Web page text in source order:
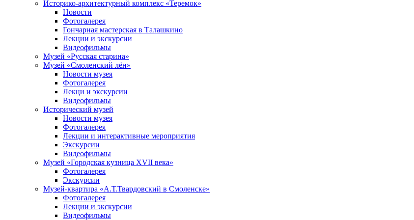
Историко-архитектурный комплекс «Теремок»
Новости
Фотогалерея
Гончарная мастерская в Талашкино
Лекции и экскурсии
Видеофильмы
Музей «Русская старина»
Музей «Смоленский лён»
Новости музея
Фотогалерея
Лекци и экскурсии
Видеофильмы
Исторический музей
Новости музея
Фотогалерея
Лекции и интерактивные мероприятия
Экскурсии
Видеофильмы
Музей «Городская кузница XVII века»
Фотогалерея
Экскурсии
Музей-квартира «А.Т.Твардовский в Смоленске»
Фотогалерея
Лекции и экскурсии
Видеофильмы